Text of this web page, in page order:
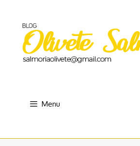
conteúdo
Menu